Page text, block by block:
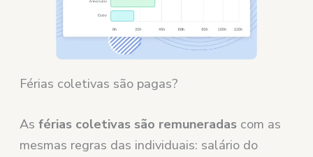
Férias coletivas são pagas?
Asférias coletivas são remuneradas com as
mesmas regras das individuais: salário do